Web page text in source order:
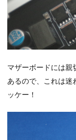
マザーボードには親
あるので、これは迷
ッケー！